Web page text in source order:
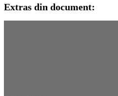
Extras din document: